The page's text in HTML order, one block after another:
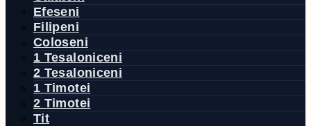
Efeseni
Filipeni
Coloseni
1 Tesaloniceni
2 Tesaloniceni
1 Timotei
2 Timotei
Tit